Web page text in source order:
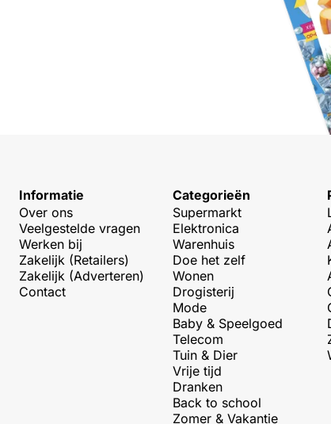
Informatie
Over ons
Veelgestelde vragen
Werken bij
Zakelijk (Retailers)
Zakelijk (Adverteren)
Contact
Categorieën
Supermarkt
Elektronica
Warenhuis
Doe het zelf
Wonen
Drogisterij
Mode
Baby & Speelgoed
Telecom
Tuin & Dier
Vrije tijd
Dranken
Back to school
Zomer & Vakantie